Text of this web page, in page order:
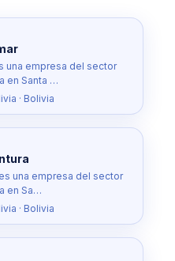
una empresa del sector
en Santa …
· Bolivia
una empresa del sector
en Sa…
· Bolivia